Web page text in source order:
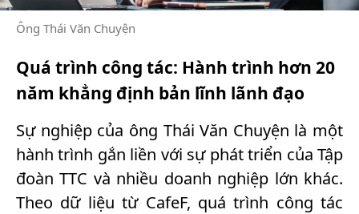
Ông Thái Văn Chuyện
Quá trình công tác: Hành trình hơn 20
năm khẳng định bản lĩnh lãnh đạo
Sự nghiệp của ông Thái Văn Chuyện là một
hành trình gắn liền với sự phát triển của Tập
đoàn TTC và nhiều doanh nghiệp lớn khác.
Theo dữ liệu từ CafeF, quá trình công tác